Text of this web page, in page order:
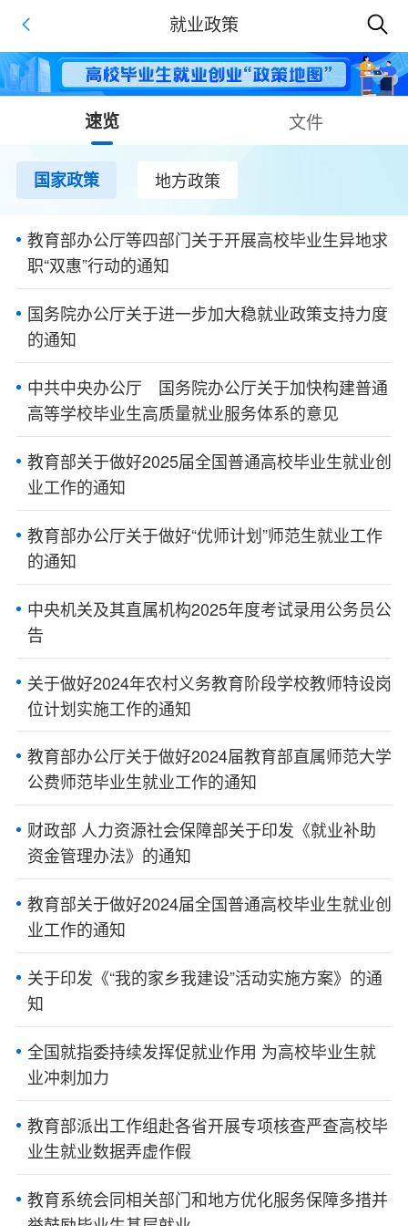
就业政策
速览 文件
国家政策 地方政策
教育部办公厅等四部门关于开展高校毕业生异地求
职“双惠”行动的通知
国务院办公厅关于进一步加大稳就业政策支持力度
的通知
中共中央办公厅 国务院办公厅关于加快构建普通
高等学校毕业生高质量就业服务体系的意见
教育部关于做好2025届全国普通高校毕业生就业创
业工作的通知
教育部办公厅关于做好“优师计划”师范生就业工作
的通知
中央机关及其直属机构2025年度考试录用公务员公
告
关于做好2024年农村义务教育阶段学校教师特设岗
位计划实施工作的通知
教育部办公厅关于做好2024届教育部直属师范大学
公费师范毕业生就业工作的通知
财政部 人力资源社会保障部关于印发《就业补助
资金管理办法》的通知
教育部关于做好2024届全国普通高校毕业生就业创
业工作的通知
关于印发《“我的家乡我建设”活动实施方案》的通
知
全国就指委持续发挥促就业作用 为高校毕业生就
业冲刺加力
教育部派出工作组赴各省开展专项核查严查高校毕
业生就业数据弄虚作假
教育系统会同相关部门和地方优化服务保障多措并